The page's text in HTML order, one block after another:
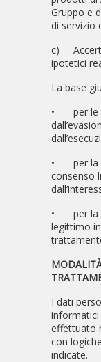
Gruppo e
di servizio
c)
ipotetici
La base
•
per le
•
per la
consenso
•
per la
legittimo
I dati
effettuato
con
indicate.